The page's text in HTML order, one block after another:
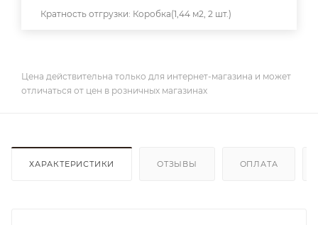
Кратность отгрузки: Коробка(1,44 м2, 2 шт.)
Цена действительна только для интернет-магазина и может
отличаться от цен в розничных магазинах
ХАРАКТЕРИСТИКИ ОТЗЫВЫ ОПЛАТА